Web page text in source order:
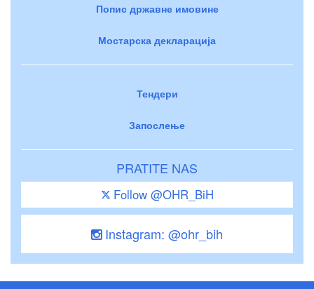
Попис државне имовине
Мостарска декларација
Тендери
Запослење
PRATITE NAS
Follow @OHR_BiH
Instagram: @ohr_bih